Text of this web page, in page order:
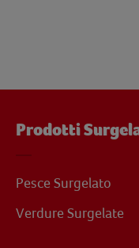
Prodotti
Pesce Surgelato
Verdure Surgelate